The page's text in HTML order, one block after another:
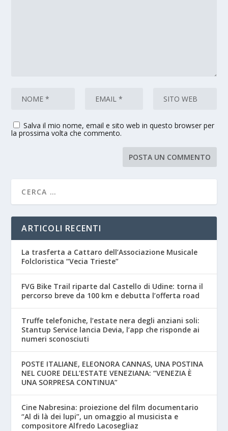
Salva il mio nome, email e sito web in questo browser per
la prossima volta che commento.
ARTICOLI RECENTI
La trasferta a Cattaro dell’Associazione Musicale
Folcloristica “Vecia Trieste”
FVG Bike Trail riparte dal Castello di Udine: torna il
percorso breve da 100 km e debutta l’offerta road
Truffe telefoniche, l’estate nera degli anziani soli:
Stantup Service lancia Devia, l’app che risponde ai
numeri sconosciuti
POSTE ITALIANE, ELEONORA CANNAS, UNA POSTINA
NEL CUORE DELL’ESTATE VENEZIANA: “VENEZIA È
UNA SORPRESA CONTINUA”
Cine Nabresina: proiezione del film documentario
“Al di là dei lupi”, un omaggio al musicista e
compositore Alfredo Lacosegliaz